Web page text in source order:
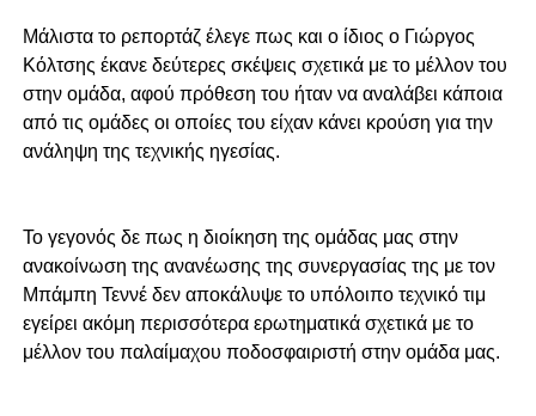
Μάλιστα το ρεπορτάζ έλεγε πως και ο ίδιος ο Γιώργος
Κόλτσης έκανε δεύτερες σκέψεις σχετικά με το μέλλον του
στην ομάδα, αφού πρόθεση του ήταν να αναλάβει κάποια
από τις ομάδες οι οποίες του είχαν κάνει κρούση για την
ανάληψη της τεχνικής ηγεσίας.
Το γεγονός δε πως η διοίκηση της ομάδας μας στην
ανακοίνωση της ανανέωσης της συνεργασίας της με τον
Μπάμπη Τεννέ δεν αποκάλυψε το υπόλοιπο τεχνικό τιμ
εγείρει ακόμη περισσότερα ερωτηματικά σχετικά με το
μέλλον του παλαίμαχου ποδοσφαιριστή στην ομάδα μας.